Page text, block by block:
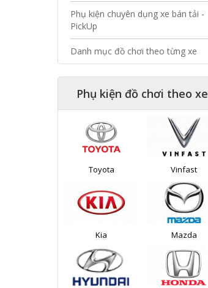
Phụ kiện chuyên dụng xe bán tải -
PickUp
Danh mục đồ chơi theo từng xe
Phụ kiện đồ chơi theo xe
Toyota Vinfast
Kia Mazda